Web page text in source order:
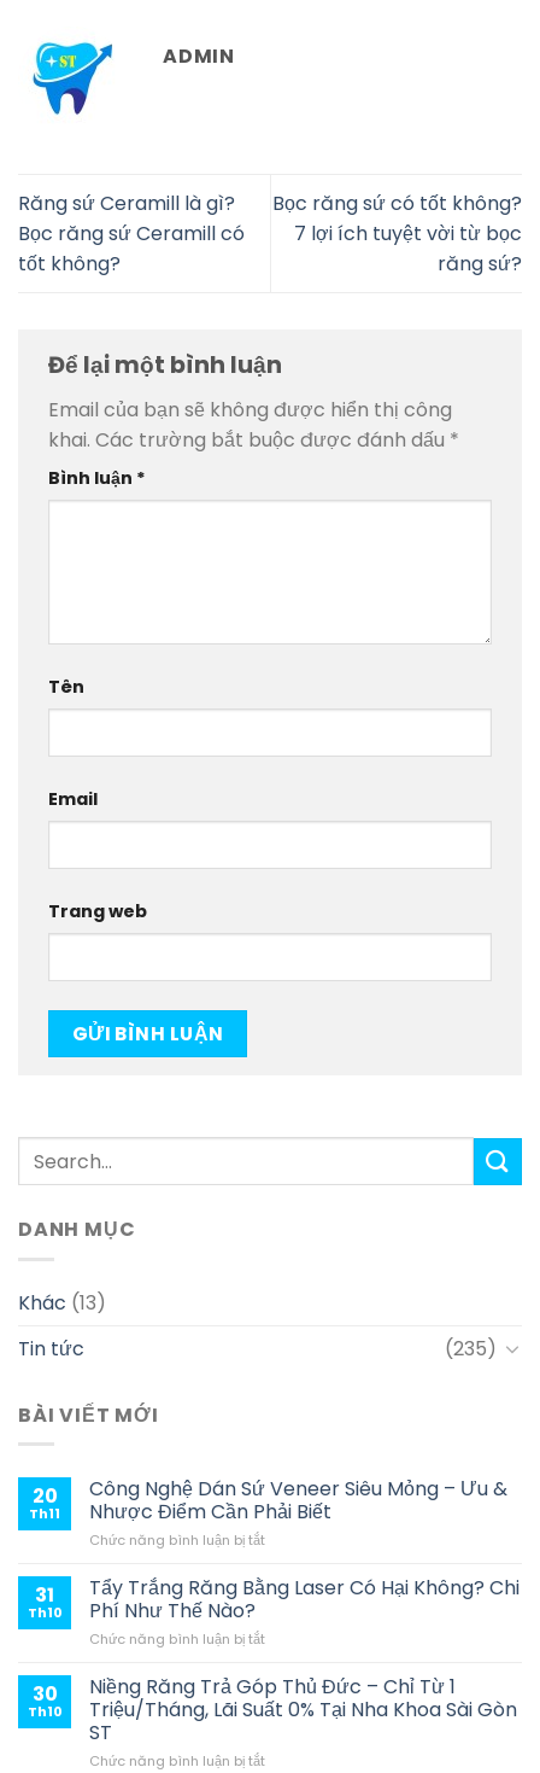
ADMIN
Răng sứ Ceramill là gì?
Bọc răng sứ Ceramill có
tốt không?
Bọc răng sứ có tốt không?
7 lợi ích tuyệt vời từ bọc
răng sứ?
Để lại một bình luận
Email của bạn sẽ không được hiển thị công
khai. Các trường bắt buộc được đánh dấu *
Bình luận *
Tên
Email
Trang web
DANH MỤC
Khác (13)
Tin tức
(235)
BÀI VIẾT MỚI
20
Th11
Công Nghệ Dán Sứ Veneer Siêu Mỏng – Ưu &
Nhược Điểm Cần Phải Biết
Chức năng bình luận bị tắtở
Nghệ
Dán
Veneer
Mỏng
–
Nhược
31
Th10
Tẩy Trắng Răng Bằng Laser Có Hại Không? Chi
Phí Như Thế Nào?
Chức năng bình luận bị tắtở
Trắng
Răng
Bằng
Có
30
Th10
Niềng Răng Trả Góp Thủ Đức – Chỉ Từ 1
Triệu/Tháng, Lãi Suất 0% Tại Nha Khoa Sài Gòn
ST
Chức năng bình luận bị tắtở